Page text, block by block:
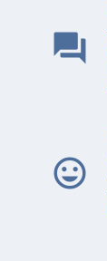
question_answer
mood